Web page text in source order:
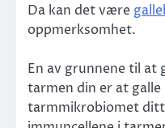
Da kan det være
oppmerksomhet.
En av grunnene til
tarmen din er at
tarmmikrobiomet